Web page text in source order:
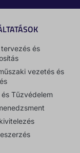
tervezés és
vezetés és
Tűzvédelem